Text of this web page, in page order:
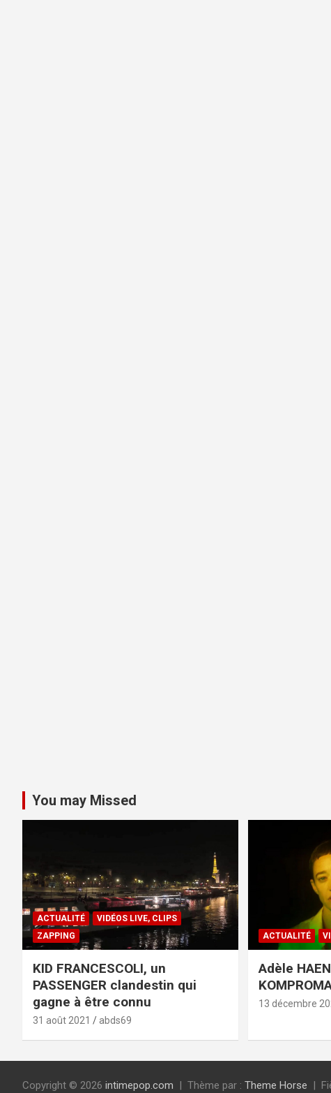
You may Missed
ACTUALITÉ
VIDÉOS LIVE, CLIPS
ZAPPING
KID FRANCESCOLI, un
PASSENGER clandestin qui
gagne à être connu
31 août 2021 abds69
ACTUALITÉ
Adèle
13 décembre
Copyright © 2026 intimepop.com Thème par : Theme Horse